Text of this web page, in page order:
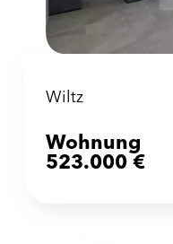
Wiltz
Wohnung
523.000 €